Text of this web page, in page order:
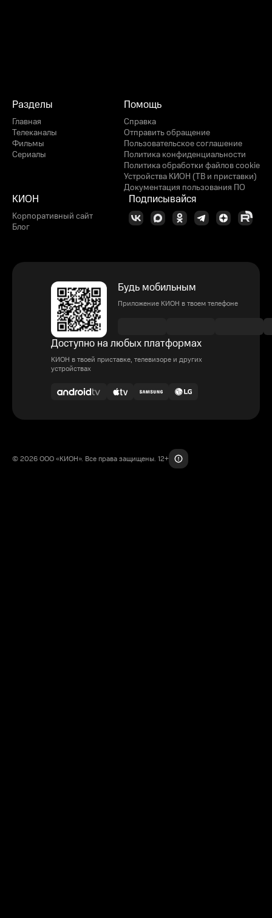
Разделы
Главная
Телеканалы
Фильмы
Сериалы
Помощь
Справка
Отправить обращение
Пользовательское соглашение
Политика конфиденциальности
Политика обработки файлов cookie
Устройства КИОН (ТВ и приставки)
Документация пользования ПО
КИОН
Корпоративный сайт
Блог
Подписывайся
Будь мобильным
Приложение КИОН в твоем телефоне
Доступно на любых платформах
КИОН в твоей приставке, телевизоре и других
устройствах
© 2026 ООО «КИОН». Все права защищены. 12+